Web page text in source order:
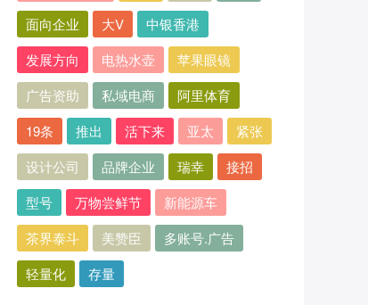
面向企业
大V
中银香港
发展方向
电热水壶
苹果眼镜
广告资助
私域电商
阿里体育
19条
推出 活下来 亚太
紧张
设计公司
品牌企业 瑞幸
接招
型号
万物尝鲜节
新能源车
茶界泰斗
美赞臣
多账号.广告
轻量化
存量